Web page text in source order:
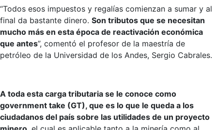
“Todos esos impuestos y regalías comienzan a sumar y al
final da bastante dinero. Son tributos que se necesitan
mucho más en esta época de reactivación económica
que antes”, comentó el profesor de la maestría de
petróleo de la Universidad de los Andes, Sergio Cabrales.
A toda esta carga tributaria se le conoce como
government take (GT), que es lo que le queda a los
ciudadanos del país sobre las utilidades de un proyecto